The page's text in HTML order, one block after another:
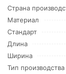
Страна
Материал
Стандарт
Длина
Ширина
Тип производства